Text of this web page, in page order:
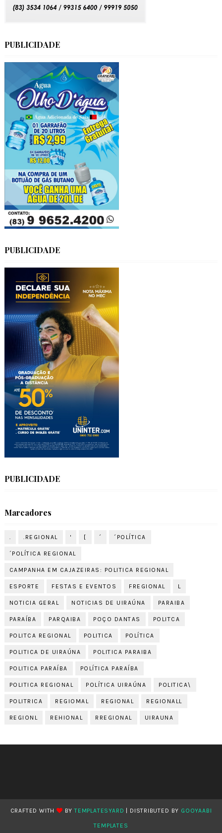
PUBLICIDADE
PUBLICIDADE
PUBLICIDADE
Marcadores
. .REGIONAL ' [ ´ ´POLÍTICA
´POLÍTICA REGIONAL
CAMPANHA EM CAJAZEIRAS: POLITICA REGIONAL
ESPORTE FESTAS E EVENTOS FREGIONAL L
NOTICIA GERAL NOTICIAS DE UIRAÚNA PARAIBA
PARAÍBA PARQAIBA POÇO DANTAS POLITCA
POLITCA REGIONAL POLITICA POLÍTICA
POLITICA DE UIRAÚNA POLITICA PARAIBA
POLITICA PARAÍBA POLÍTICA PARAÍBA
POLITICA REGIONAL POLÍTICA UIRAÚNA POLITICA\
POLITRICA REGIOMAL REGIONAL REGIONALL
REGIONL REHIONAL RREGIONAL UIRAUNA
CRAFTED WITH BYTEMPLATESYARD | DISTRIBUTED BY GOOYAABI
TEMPLATES